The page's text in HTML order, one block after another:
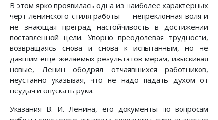
В этом ярко проявилась одна из наиболее характерных
черт ленинского стиля работы — непреклонная воля и
не знающая преград настойчивость в достижении
поставленной цели. Упорно преодолевая трудности,
возвращаясь снова и снова к испытанным, но не
давшим еще желаемых результатов мерам, изыскивая
новые, Ленин ободрял отчаявшихся работников,
неустанно указывая, что не надо падать духом от
неудач и опускать руки.
Указания В. И. Ленина, его документы по вопросам